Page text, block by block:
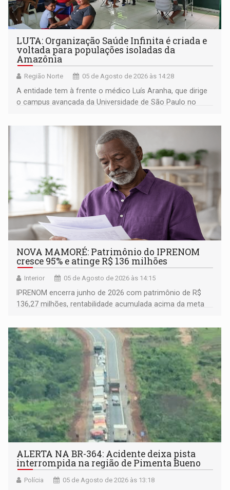
LUTA: Organização Saúde Infinita é criada e
voltada para populações isoladas da
Amazônia
Região Norte 05 de Agosto de 2026 às 14:28
A entidade tem à frente o médico Luís Aranha, que dirige
o campus avançada da Universidade de São Paulo no
NOVA MAMORÉ: Patrimônio do IPRENOM
cresce 95% e atinge R$ 136 milhões
Interior 05 de Agosto de 2026 às 14:15
IPRENOM encerra junho de 2026 com patrimônio de R$
136,27 milhões, rentabilidade acumulada acima da meta
ALERTA NA BR-364: Acidente deixa pista
interrompida na região de Pimenta Bueno
Polícia 05 de Agosto de 2026 às 13:18